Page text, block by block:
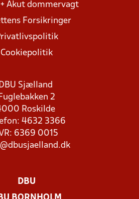
Akut dommervagt
Forsikringer
Cookiepolitik
DBU Sjælland
Fuglebakken 2
Roskilde
4632 3366
6369 0015
DBU